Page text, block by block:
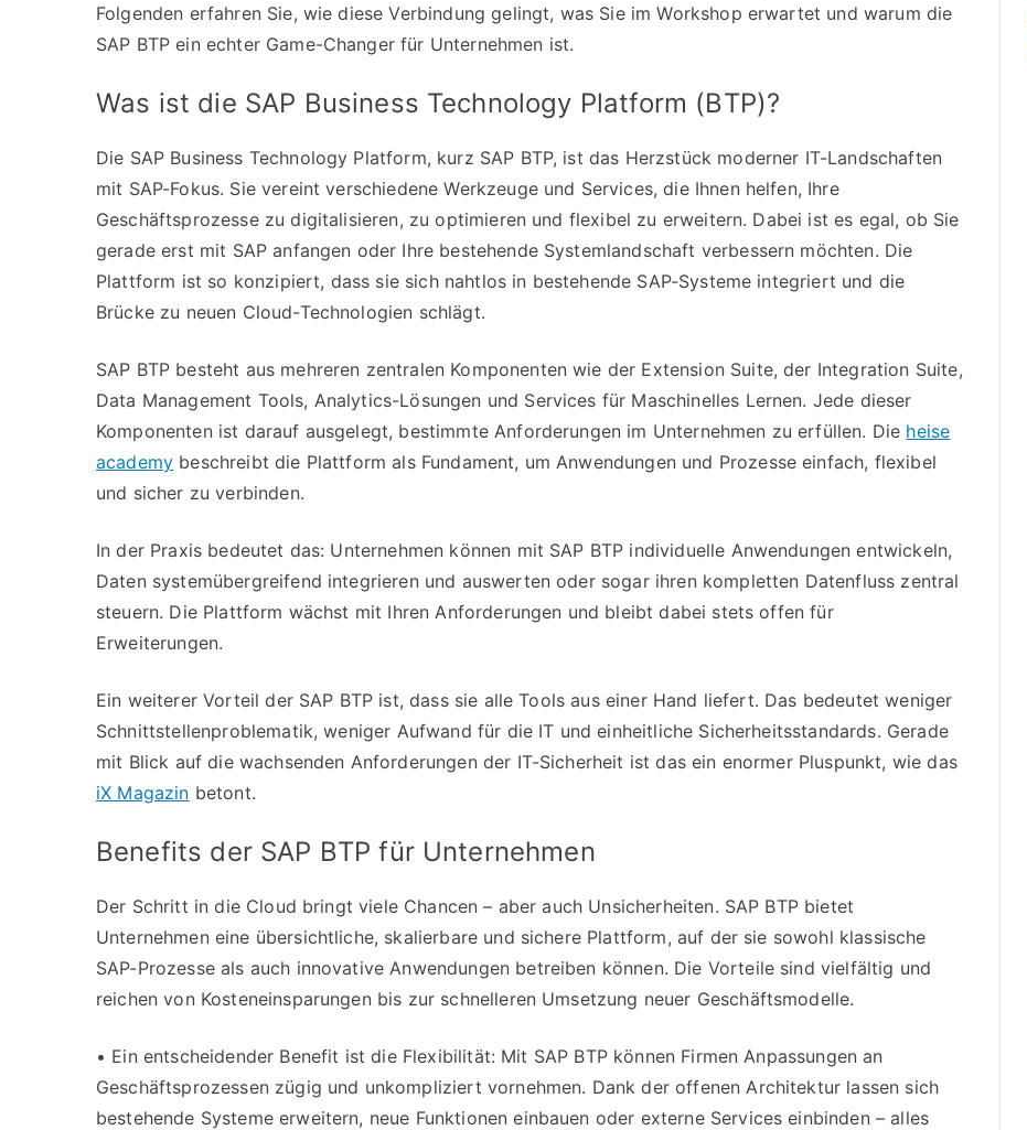
Folgenden erfahren Sie, wie diese Verbindung gelingt, was Sie im Workshop erwartet und warum die
SAP BTP ein echter Game-Changer für Unternehmen ist.
Was ist die SAP Business Technology Platform (BTP)?
Die SAP Business Technology Platform, kurz SAP BTP, ist das Herzstück moderner IT-Landschaften
mit SAP-Fokus. Sie vereint verschiedene Werkzeuge und Services, die Ihnen helfen, Ihre
Geschäftsprozesse zu digitalisieren, zu optimieren und flexibel zu erweitern. Dabei ist es egal, ob Sie
gerade erst mit SAP anfangen oder Ihre bestehende Systemlandschaft verbessern möchten. Die
Plattform ist so konzipiert, dass sie sich nahtlos in bestehende SAP-Systeme integriert und die
Brücke zu neuen Cloud-Technologien schlägt.
SAP BTP besteht aus mehreren zentralen Komponenten wie der Extension Suite, der Integration Suite,
Data Management Tools, Analytics-Lösungen und Services für Maschinelles Lernen. Jede dieser
Komponenten ist darauf ausgelegt, bestimmte Anforderungen im Unternehmen zu erfüllen. Die heise
academy beschreibt die Plattform als Fundament, um Anwendungen und Prozesse einfach, flexibel
und sicher zu verbinden.
In der Praxis bedeutet das: Unternehmen können mit SAP BTP individuelle Anwendungen entwickeln,
Daten systemübergreifend integrieren und auswerten oder sogar ihren kompletten Datenfluss zentral
steuern. Die Plattform wächst mit Ihren Anforderungen und bleibt dabei stets offen für
Erweiterungen.
Ein weiterer Vorteil der SAP BTP ist, dass sie alle Tools aus einer Hand liefert. Das bedeutet weniger
Schnittstellenproblematik, weniger Aufwand für die IT und einheitliche Sicherheitsstandards. Gerade
mit Blick auf die wachsenden Anforderungen der IT-Sicherheit ist das ein enormer Pluspunkt, wie das
iX Magazin betont.
Benefits der SAP BTP für Unternehmen
Der Schritt in die Cloud bringt viele Chancen – aber auch Unsicherheiten. SAP BTP bietet
Unternehmen eine übersichtliche, skalierbare und sichere Plattform, auf der sie sowohl klassische
SAP-Prozesse als auch innovative Anwendungen betreiben können. Die Vorteile sind vielfältig und
reichen von Kosteneinsparungen bis zur schnelleren Umsetzung neuer Geschäftsmodelle.
• Ein entscheidender Benefit ist die Flexibilität: Mit SAP BTP können Firmen Anpassungen an
Geschäftsprozessen zügig und unkompliziert vornehmen. Dank der offenen Architektur lassen sich
bestehende Systeme erweitern, neue Funktionen einbauen oder externe Services einbinden – alles